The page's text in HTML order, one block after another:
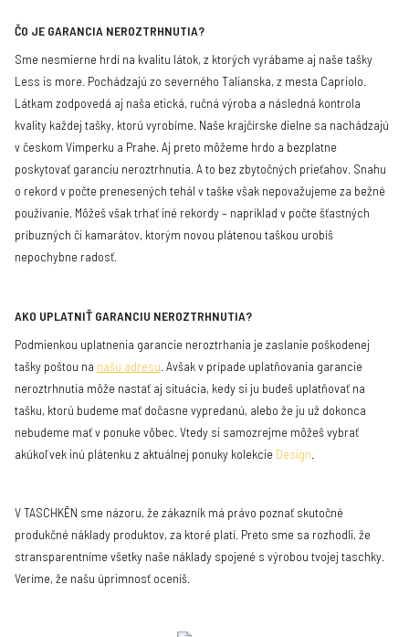
ČO JE GARANCIA NEROZTRHNUTIA?
Sme nesmierne hrdí na kvalitu látok, z ktorých vyrábame aj naše tašky
Less is more. Pochádzajú zo severného Talianska, z mesta Capriolo.
Látkam zodpovedá aj naša etická, ručná výroba a následná kontrola
kvality každej tašky, ktorú vyrobíme. Naše krajčírske dielne sa nachádzajú
v českom Vimperku a Prahe. Aj preto môžeme hrdo a bezplatne
poskytovať garanciu neroztrhnutia. A to bez zbytočných prieťahov. Snahu
o rekord v počte prenesených tehál v taške však nepovažujeme za bežné
používanie. Môžeš však trhať iné rekordy – napríklad v počte šťastných
príbuzných či kamarátov, ktorým novou plátenou taškou urobíš
nepochybne radosť.
AKO UPLATNIŤ GARANCIU NEROZTRHNUTIA?
Podmienkou uplatnenia garancie neroztrhania je zaslanie poškodenej
tašky poštou na našu adresu . Avšak v prípade uplatňovania garancie
neroztrhnutia môže nastať aj situácia, kedy si ju budeš uplatňovať na
tašku, ktorú budeme mať dočasne vypredanú, alebo že ju už dokonca
nebudeme mať v ponuke vôbec. Vtedy si samozrejme môžeš vybrať
akúkoľvek inú plátenku z aktuálnej ponuky kolekcie Design
V TASCHKĒN sme názoru, že zákazník má právo poznať skutočné
produkčné náklady produktov, za ktoré platí. Preto sme sa rozhodli, že
stransparentníme všetky naše náklady spojené s výrobou tvojej taschky.
Veríme, že našu úprimnosť oceníš.